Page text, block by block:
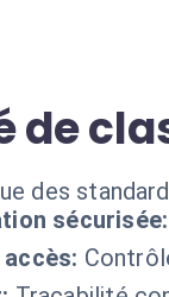
de
des
sécurisée: